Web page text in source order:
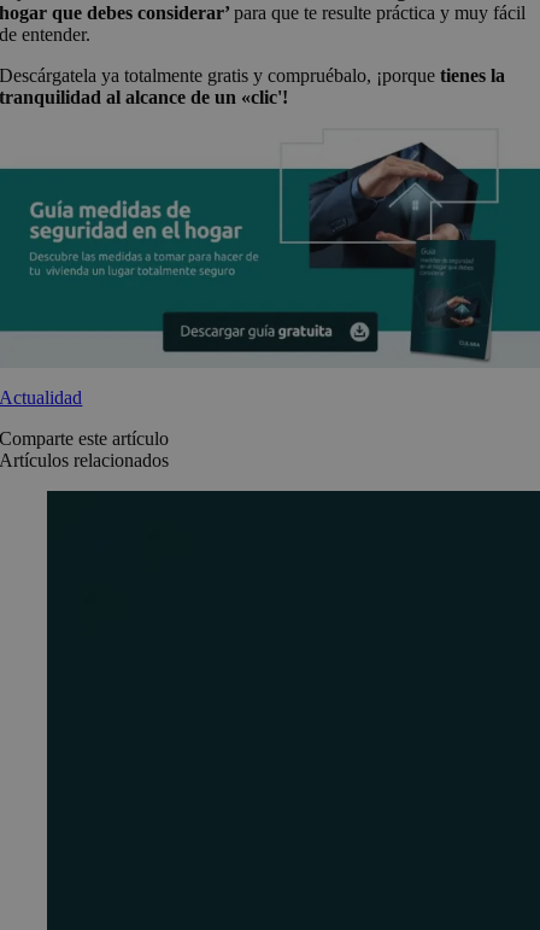
hogar que debes considerar’para que te resulte práctica y muy fácil
de entender.
Descárgatela ya totalmente gratis y compruébalo, ¡porquetienes la
tranquilidad al alcance de un «clic'!
Actualidad
Comparte este artículo
Artículos relacionados